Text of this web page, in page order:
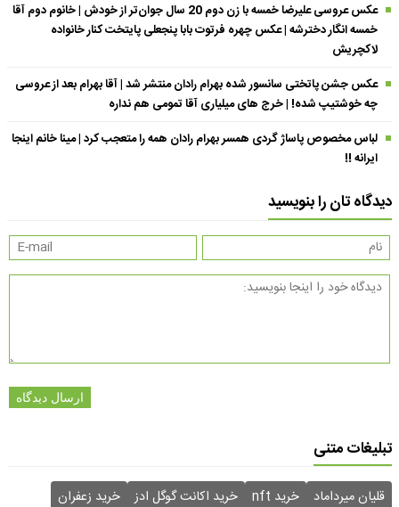
عکس عروسی علیرضا خمسه با زن دوم 20 سال جوان‌تر از خودش | خانوم دوم آقا
خمسه انگار دخترشه | عکس چهره فرتوت بابا پنجعلی پایتخت کنار خانواده
لاکچریش
عکس جشن پاتختی سانسور شده بهرام رادان منتشر شد | آقا بهرام بعد از عروسی
چه خوشتیپ شده! | خرج های میلیاری آقا تمومی هم نداره
لباس مخصوص پاساژ گردی همسر بهرام رادان همه را متعجب کرد | مینا خانم اینجا
ایرانه !!
دیدگاه تان را بنویسید
ارسال دیدگاه
تبلیغات متنی
قلیان میرداماد خرید nft خرید اکانت گوگل ادز خرید زعفران